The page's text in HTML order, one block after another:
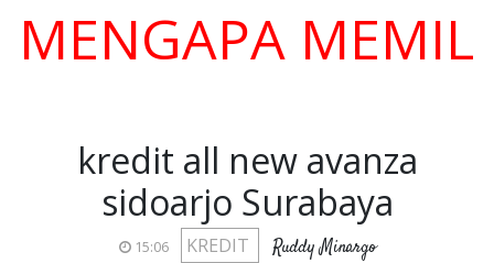
MEMILIH
kredit all new avanza
sidoarjo Surabaya
15:06 KREDIT Ruddy Minargo